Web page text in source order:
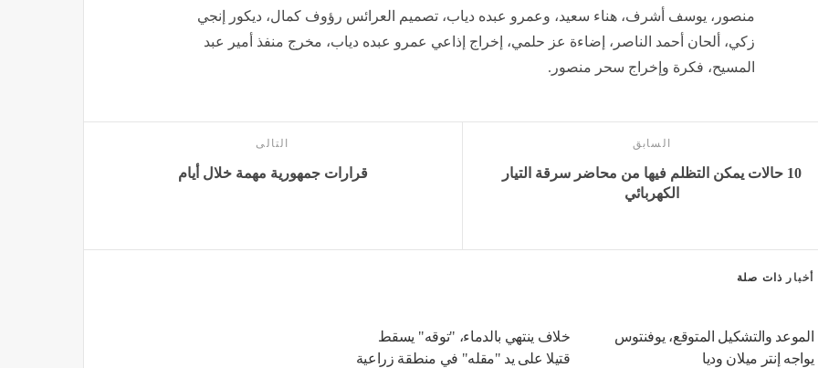
منصور، يوسف أشرف، هناء سعيد، وعمرو عبده دياب، تصميم العرائس رؤوف كمال، ديكور إنجي
زكي، ألحان أحمد الناصر، إضاءة عز حلمي، إخراج إذاعي عمرو عبده دياب، مخرج منفذ أمير عبد
المسيح، فكرة وإخراج سحر منصور.
السابق
10 حالات يمكن التظلم فيها من محاضر سرقة التيار
الكهربائي
التالى
قرارات جمهورية مهمة خلال أيام
أخبار ذات صلة
الموعد والتشكيل المتوقع، يوفنتوس
يواجه إنتر ميلان وديا
خلاف ينتهي بالدماء، "توقه" يسقط
قتيلا على يد "مقله" في منطقة زراعية